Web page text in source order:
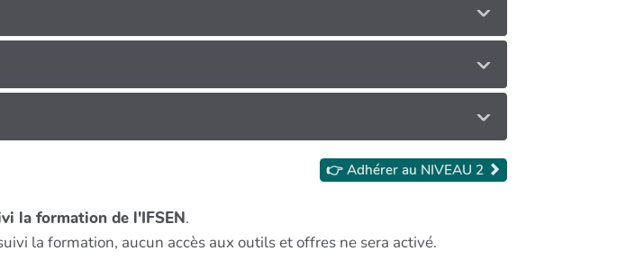
👉 Adhérer au NIVEAU 2
la formation de l'IFSEN.
la formation, aucun accès aux outils et offres ne sera activé.